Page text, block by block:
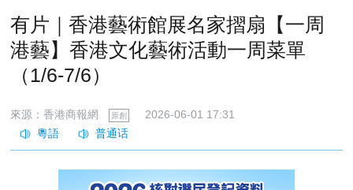
有片｜香港藝術館展名家摺扇【一周
港藝】香港文化藝術活動一周菜單
（1/6-7/6）
來源：香港商報網 原創 2026-06-01 17:31